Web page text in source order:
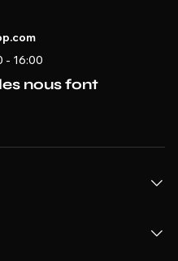
- 16:00
nous font